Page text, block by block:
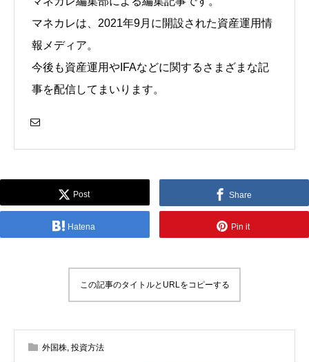
マネカレは、2021年9月に開設された資産運用情
報メディア。
今後も資産運用やIFAなどに関するさまざまな記
事を配信してまいります。
Post Share
Hatena Pin it
この記事のタイトルとURLをコピーする
外国株, 投資方法